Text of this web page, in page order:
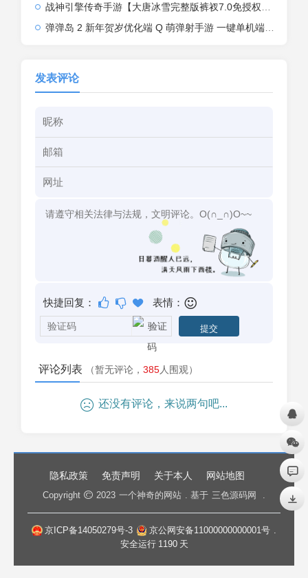
战神引擎传奇手游【大唐冰雪完整版裤衩7.0免授权】2026整理特色服务端+寒冬之城+万象古城+天威大陆+大唐盛世【站长亲测】
弹弹岛 2 新年贺岁优化端 Q 萌弹射手游 一键单机端 + Linux 手工端 + GM 后台 + 安卓 iOS 双端带教程
发表评论
快捷回复： 表情：
评论列表 （暂无评论， 385人围观）
还没有评论，来说两句吧...
隐私政策 免责声明 关于本人 网站地图
Copyright 2023 一个神奇的网站 . 基于 三色源码网
京ICP备14050279号-3 京公网安备11000000000001号 .
安全运行 1190 天